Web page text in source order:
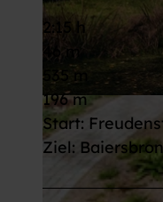
© Max Günter, Nationalparkregion
2:15 h
46 m
535 m
196 m
Start:
Ziel: